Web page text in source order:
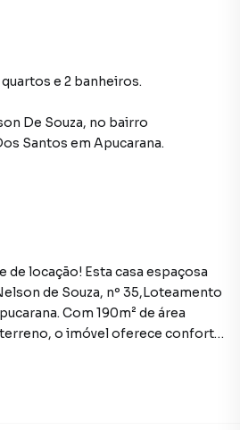
e 2 banheiros.
De Souza, no bairro
Santos em Apucarana.
locação! Esta casa espaçosa
de Souza, nº 35,Loteamento
Com 190m² de área
o imóvel oferece conforto